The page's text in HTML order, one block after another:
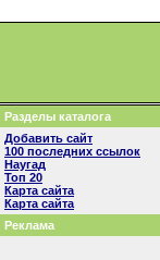
Разделы каталога
Добавить сайт
100 последних ссылок
Наугад
Топ 20
Карта сайта
Карта сайта
Реклама